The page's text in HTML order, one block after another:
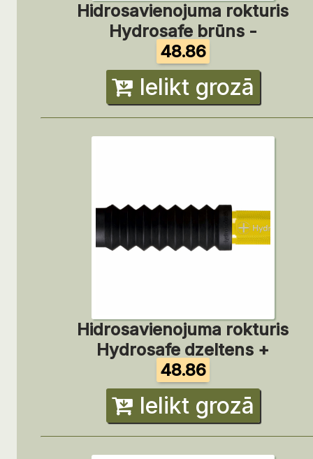
Hidrosavienojuma rokturis
Hydrosafe brūns -
48.86
Ielikt grozā
Hidrosavienojuma rokturis
Hydrosafe dzeltens +
48.86
Ielikt grozā